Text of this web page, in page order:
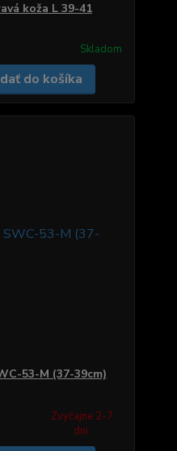
koža L 39-41
Skladom
do košíka
53-M (37-39cm)
Zvyčajne 2-7
dni.